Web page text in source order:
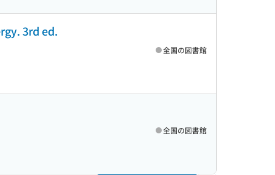
3rd ed.
全国の図書館
全国の図書館